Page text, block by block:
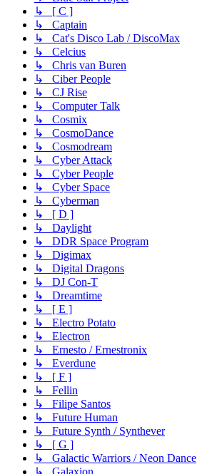
↳ [ C ]
↳ Captain
↳ Cat's Disco Lab / DiscoMax
↳ Celcius
↳ Chris van Buren
↳ Ciber People
↳ CJ Rise
↳ Computer Talk
↳ Cosmix
↳ CosmoDance
↳ Cosmodream
↳ Cyber Attack
↳ Cyber People
↳ Cyber Space
↳ Cyberman
↳ [ D ]
↳ Daylight
↳ DDR Space Program
↳ Digimax
↳ Digital Dragons
↳ DJ Con-T
↳ Dreamtime
↳ [ E ]
↳ Electro Potato
↳ Electron
↳ Ernesto / Ernestronix
↳ Everdune
↳ [ F ]
↳ Fellin
↳ Filipe Santos
↳ Future Human
↳ Future Synth / Synthever
↳ [ G ]
↳ Galactic Warriors / Neon Dance
↳ Galaxion